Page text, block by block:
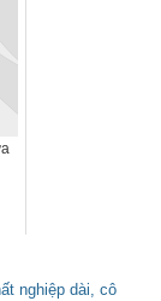
nghiệp dài, cô